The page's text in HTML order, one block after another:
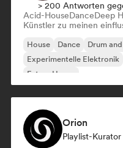
> 200 Antworten
Acid-HouseDanceDeep
Künstler zu meinen
House Dance Drum
Experimentelle Elektronik
Future House
Orion
Playlist-Kurator